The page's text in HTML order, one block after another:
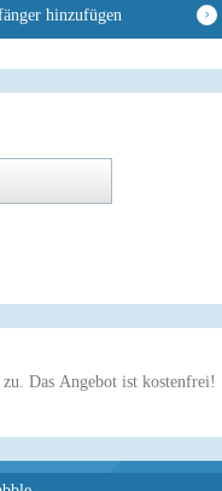
hinzufügen
zu. Das Angebot ist kostenfrei!